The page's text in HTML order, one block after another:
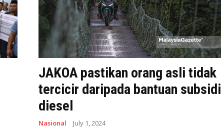
JAKOA pastikan orang asli tidak
tercicir daripada bantuan subsidi
diesel
Nasional July 1, 2024